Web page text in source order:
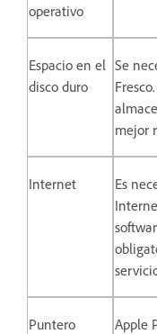
operativo
Espacio en el
disco duro
Se
mejor
Internet
Es
Puntero
Apple